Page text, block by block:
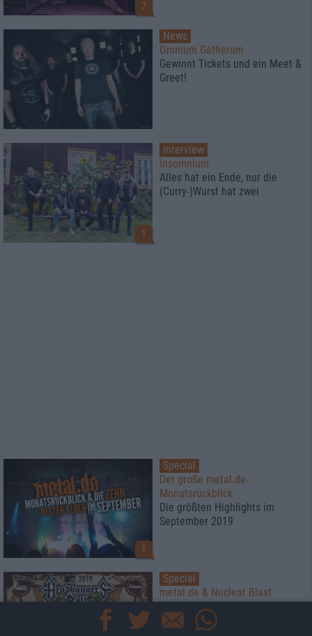
7
News
Omnium Gatherum
Gewinnt Tickets und ein Meet &
Greet!
1
Interview
Insomnium
Alles hat ein Ende, nur die
(Curry-)Wurst hat zwei
1
Special
Der große metal.de-
Monatsrückblick
Die größten Highlights im
September 2019
Special
metal.de & Nuclear Blast
präsentieren den Countdown zur
MTV Headbangers Ball Tour